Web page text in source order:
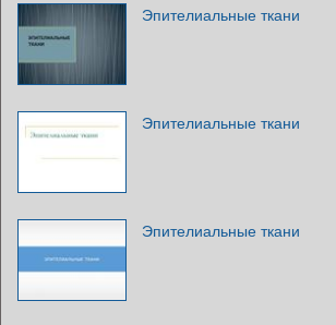
Эпителиальные ткани
Эпителиальные ткани
Эпителиальные ткани